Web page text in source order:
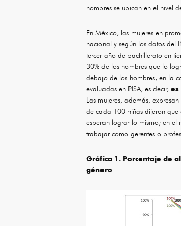
hombres se ubican en el nivel
En México, las mujeres en
nacional y según los datos del
tercer año de bachillerato en
30% de los hombres que lo
debajo de los hombres, en la
evaluadas en PISA; es decir, es
Las mujeres, además,
de cada 100 niñas dijeron que
esperan lograr lo mismo; en el
trabajar como gerentes o
Gráfica 1. Porcentaje de
género